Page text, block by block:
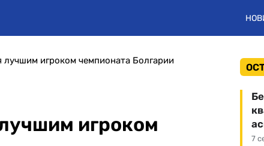
игроком чемпионата Болгарии
игроком
7